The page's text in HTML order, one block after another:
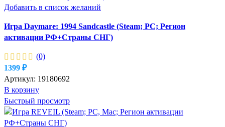
Добавить в список желаний
Игра Daymare: 1994 Sandcastle (Steam; PC; Регион
активации РФ+Страны СНГ)
(0)
1399 ₽
Артикул: 19180692
В корзину
Быстрый просмотр